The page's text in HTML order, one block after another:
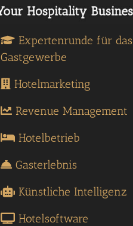
Expertenrunde für das
Gastgewerbe
Hotelmarketing
Revenue Management
Hotelbetrieb
Gasterlebnis
Künstliche Intelligenz
Hotelsoftware